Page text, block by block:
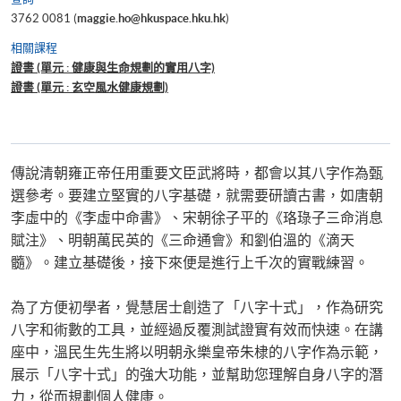
3762 0081 (maggie.ho@hkuspace.hku.hk)
相關課程
證書 (單元 : 健康與生命規劃的實用八字)
證書 (單元 : 玄空風水健康規劃)
傳說清朝雍正帝任用重要文臣武將時，都會以其八字作為甄
選參考。要建立堅實的八字基礎，就需要研讀古書，如唐朝
李虛中的《李虛中命書》、宋朝徐子平的《珞琭子三命消息
賦注》、明朝萬民英的《三命通會》和劉伯溫的《滴天
髓》。建立基礎後，接下來便是進行上千次的實戰練習。
為了方便初學者，覺慧居士創造了「八字十式」，作為研究
八字和術數的工具，並經過反覆測試證實有效而快速。在講
座中，溫民生先生將以明朝永樂皇帝朱棣的八字作為示範，
展示「八字十式」的強大功能，並幫助您理解自身八字的潛
力，從而規劃個人健康。